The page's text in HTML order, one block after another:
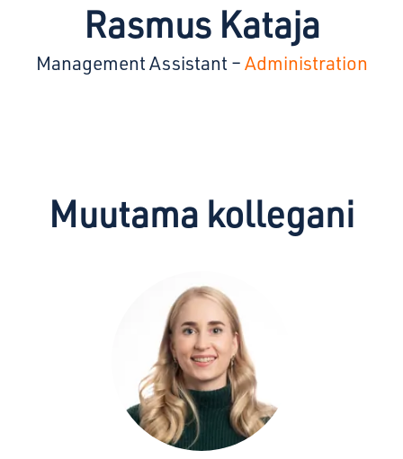
Rasmus Kataja
Management Assistant –Administration
Muutama kollegani